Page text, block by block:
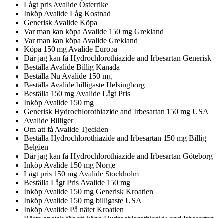
Lågt pris Avalide Österrike
Inköp Avalide Låg Kostnad
Generisk Avalide Köpa
Var man kan köpa Avalide 150 mg Grekland
Var man kan köpa Avalide Grekland
Köpa 150 mg Avalide Europa
Där jag kan få Hydrochlorothiazide and Irbesartan Generisk
Beställa Avalide Billig Kanada
Beställa Nu Avalide 150 mg
Beställa Avalide billigaste Helsingborg
Beställa 150 mg Avalide Lågt Pris
Inköp Avalide 150 mg
Generisk Hydrochlorothiazide and Irbesartan 150 mg USA
Avalide Billiger
Om att få Avalide Tjeckien
Beställa Hydrochlorothiazide and Irbesartan 150 mg Billig
Belgien
Där jag kan få Hydrochlorothiazide and Irbesartan Göteborg
Inköp Avalide 150 mg Norge
Lågt pris 150 mg Avalide Stockholm
Beställa Lågt Pris Avalide 150 mg
Inköp Avalide 150 mg Generisk Kroatien
Inköp Avalide 150 mg billigaste USA
Inköp Avalide På nätet Kroatien